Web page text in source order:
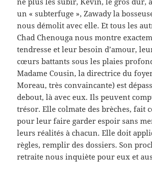
un « subterfuge », Zawady la
nous démolit avec elle. Et tous les
Chad Chenouga nous montre
tendresse et leur besoin d’amour,
cœurs battants sous les plaies
Madame Cousin, la directrice du
Moreau, très convaincante) est
debout, là avec eux. Ils peuvent
trésor. Elle colmate des brèches, fait
pour leur faire garder espoir sans
leurs réalités à chacun. Elle doit
règles, remplir des dossiers. Son
retraite nous inquiète pour eux et